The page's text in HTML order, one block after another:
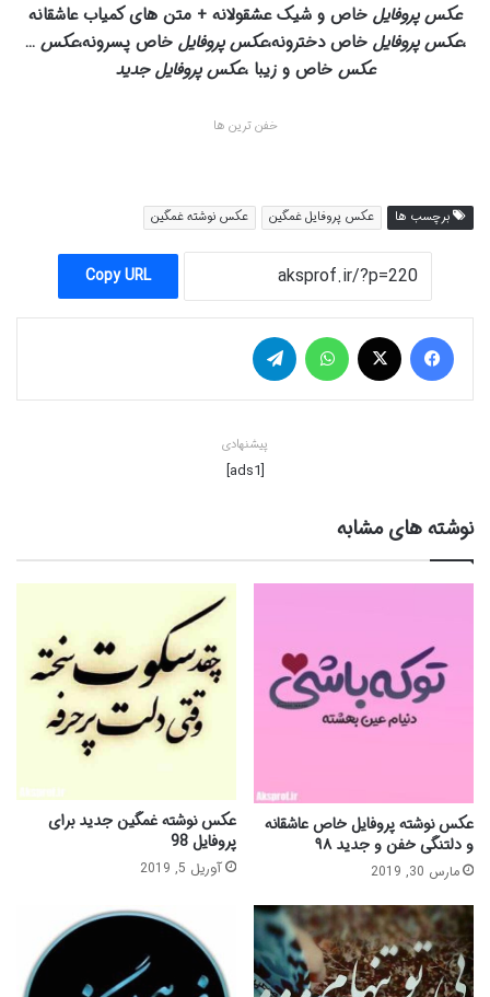
عکس پروفایل خاص و شیک عشقولانه + متن های کمیاب عاشقانه
،عکس پروفایل خاص دخترونه،عکس پروفایل خاص پسرونه،عکس …
عکس خاص و زیبا ،عکس پروفایل جدید
خفن ترین ها
برچسب ها عکس پروفایل غمگین عکس نوشته غمگین
Copy URL
فیس بوک
پیشنهادی
[ads1]
نوشته های مشابه
عکس نوشته پروفایل خاص عاشقانه
و دلتنگی خفن و جدید ۹۸
مارس 30, 2019
عکس نوشته غمگین جدید برای
پروفایل 98
آوریل 5, 2019